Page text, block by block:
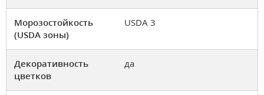
Морозостойкость
(USDA зоны)
USDA 3
Декоративность
цветков
да